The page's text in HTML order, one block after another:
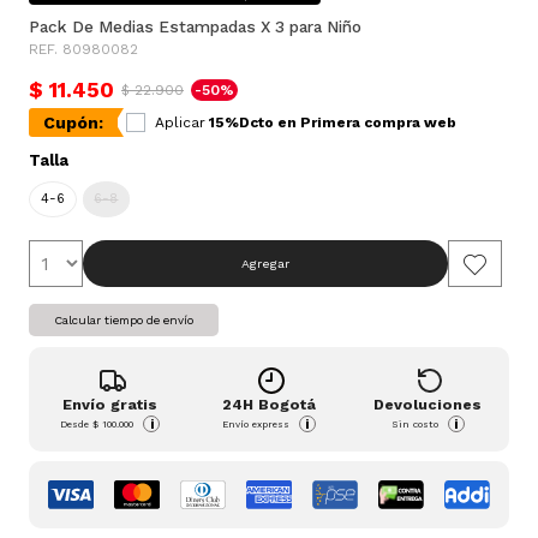
Pack De Medias Estampadas X 3 para Niño
REF. 80980082
$ 11.450 $ 22.900 -50%
Cupón: Aplicar 15%Dcto en Primera compra web
Talla
4-6 6-8
Agregar
Calcular tiempo de envío
Envío gratis
Desde$ 100.000 i
24H Bogotá
Envío express i
Devoluciones
Sin costo i